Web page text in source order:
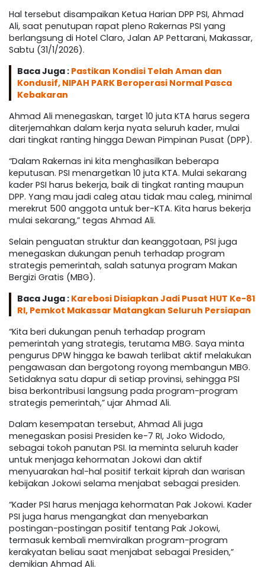
Hal tersebut disampaikan Ketua Harian DPP PSI, Ahmad
Ali, saat penutupan rapat pleno Rakernas PSI yang
berlangsung di Hotel Claro, Jalan AP Pettarani, Makassar,
Sabtu (31/1/2026).
Baca Juga : Pastikan Kondisi Telah Aman dan
Kondusif, NIPAH PARK Beroperasi Normal Pasca
Kebakaran
Ahmad Ali menegaskan, target 10 juta KTA harus segera
diterjemahkan dalam kerja nyata seluruh kader, mulai
dari tingkat ranting hingga Dewan Pimpinan Pusat (DPP).
“Dalam Rakernas ini kita menghasilkan beberapa
keputusan. PSI menargetkan 10 juta KTA. Mulai sekarang
kader PSI harus bekerja, baik di tingkat ranting maupun
DPP. Yang mau jadi caleg atau tidak mau caleg, minimal
merekrut 500 anggota untuk ber-KTA. Kita harus bekerja
mulai sekarang,” tegas Ahmad Ali.
Selain penguatan struktur dan keanggotaan, PSI juga
menegaskan dukungan penuh terhadap program
strategis pemerintah, salah satunya program Makan
Bergizi Gratis (MBG).
Baca Juga : Karebosi Disiapkan Jadi Pusat HUT Ke-81
RI, Pemkot Makassar Matangkan Seluruh Persiapan
“Kita beri dukungan penuh terhadap program
pemerintah yang strategis, terutama MBG. Saya minta
pengurus DPW hingga ke bawah terlibat aktif melakukan
pengawasan dan bergotong royong membangun MBG.
Setidaknya satu dapur di setiap provinsi, sehingga PSI
bisa berkontribusi langsung pada program-program
strategis pemerintah,” ujar Ahmad Ali.
Dalam kesempatan tersebut, Ahmad Ali juga
menegaskan posisi Presiden ke-7 RI, Joko Widodo,
sebagai tokoh panutan PSI. Ia meminta seluruh kader
untuk menjaga kehormatan Jokowi dan aktif
menyuarakan hal-hal positif terkait kiprah dan warisan
kebijakan Jokowi selama menjabat sebagai presiden.
“Kader PSI harus menjaga kehormatan Pak Jokowi. Kader
PSI juga harus mengangkat dan menyebarkan
postingan-postingan positif tentang Pak Jokowi,
termasuk kembali memviralkan program-program
kerakyatan beliau saat menjabat sebagai Presiden,”
demikian Ahmad Ali.